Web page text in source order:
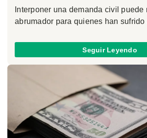
Interponer una demanda civil puede
abrumador para quienes han sufrido
Seguir Leyendo